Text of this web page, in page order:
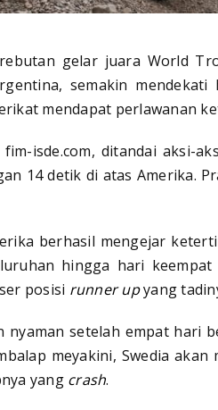
gelar juara World
semakin
mendapat perlawanan
isde.com, ditandai aksi-
14 detik di atas Amerika.
berhasil mengejar
hingga hari
posisi runner upyang
nyaman setelah empat
meyakini, Swedia
yang crash.